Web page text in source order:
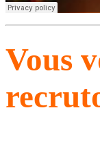
Vous